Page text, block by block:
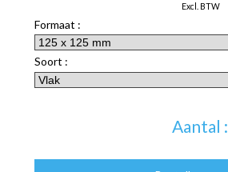
Excl. BTW
Formaat :
Soort :
Aantal :